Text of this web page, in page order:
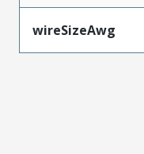
wireSizeAwg